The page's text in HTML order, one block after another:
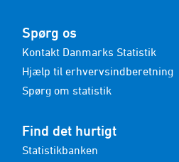
Spørg os
Kontakt Danmarks Statistik
Hjælp til erhvervsindberetning
Spørg om statistik
Find det hurtigt
Statistikbanken